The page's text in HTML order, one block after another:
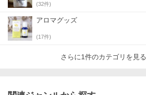
(32件)
アロマグッズ
(17件)
さらに1件のカテゴリを見る